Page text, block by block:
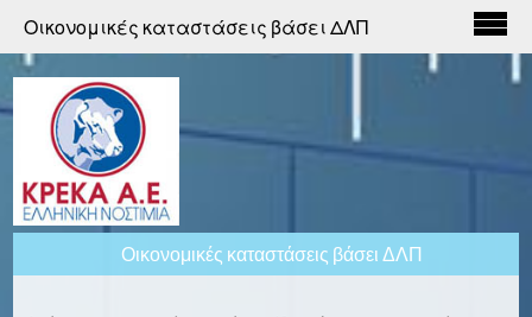
Οικονομικές καταστάσεις βάσει ΔΛΠ
Οικονομικές καταστάσεις βάσει ΔΛΠ